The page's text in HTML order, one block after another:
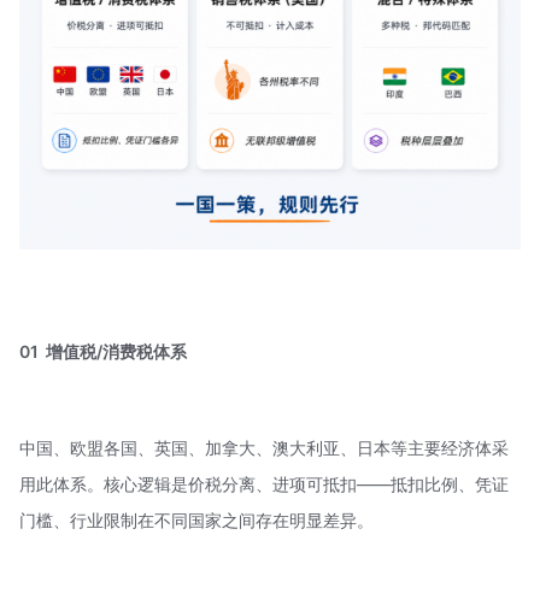
01 增值税/消费税体系
中国、欧盟各国、英国、加拿大、澳大利亚、日本等主要经济体采
用此体系。核心逻辑是价税分离、进项可抵扣——抵扣比例、凭证
门槛、行业限制在不同国家之间存在明显差异。